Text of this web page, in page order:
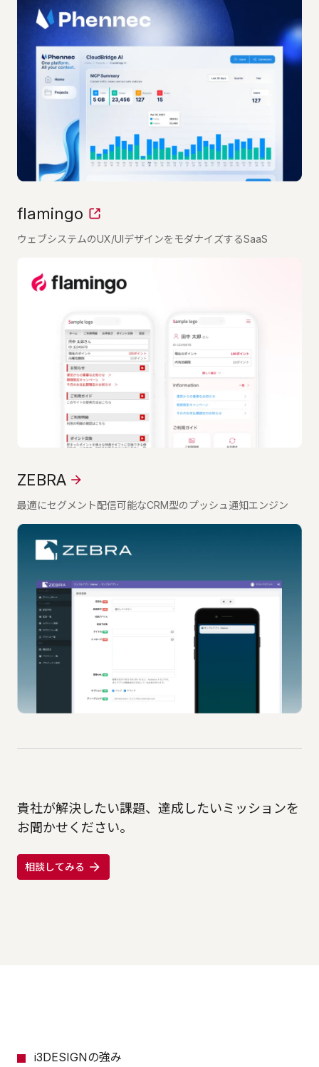
flamingo
ウェブシステムのUX/UIデザインをモダナイズするSaaS
ZEBRA
最適にセグメント配信可能なCRM型のプッシュ通知エンジン
貴社が解決したい課題、達成したいミッションを
お聞かせください。
相談してみる
i3DESIGNの強み